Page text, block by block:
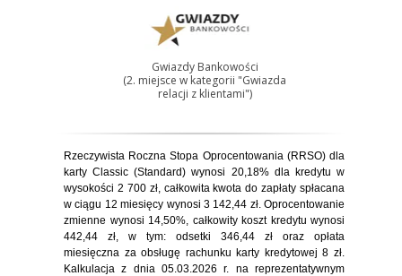
Gwiazdy Bankowości
(2. miejsce w kategorii "Gwiazda
relacji z klientami")
Rzeczywista Roczna Stopa Oprocentowania (RRSO) dla
kartyClassic (Standard) wynosi 20,18% dla kredytu w
wysokości 2 700 zł, całkowita kwota do zapłaty spłacana
w ciągu 12 miesięcy wynosi 3 142,44 zł. Oprocentowanie
zmienne wynosi 14,50%, całkowity koszt kredytu wynosi
442,44 zł, w tym: odsetki 346,44 zł oraz opłata
miesięczna za obsługę rachunku karty kredytowej 8 zł.
Kalkulacja z dnia 05.03.2026 r. na reprezentatywnym